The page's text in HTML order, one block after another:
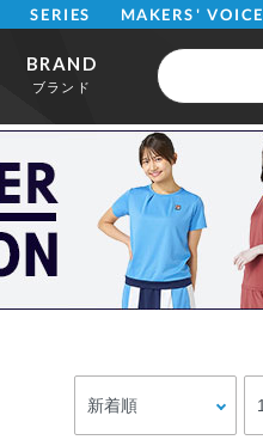
SERIES MAKERS' VOICE
BRAND
ブランド